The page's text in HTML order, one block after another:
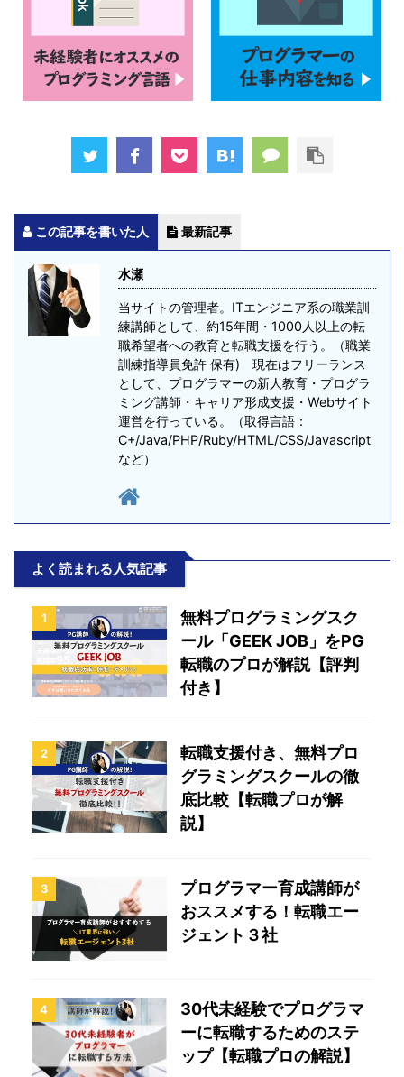
この記事を書いた人 最新記事
水瀬
当サイトの管理者。ITエンジニア系の職業訓
練講師として、約15年間・1000人以上の転
職希望者への教育と転職支援を行う。（職業
訓練指導員免許 保有) 現在はフリーランス
として、プログラマーの新人教育・プログラ
ミング講師・キャリア形成支援・Webサイト
運営を行っている。（取得言語：
C+/Java/PHP/Ruby/HTML/CSS/Javascript
など）
よく読まれる人気記事
1
無料プログラミングスク
ール「GEEK JOB」をPG
転職のプロが解説【評判
付き】
2
転職支援付き、無料プロ
グラミングスクールの徹
底比較【転職プロが解
説】
3
プログラマー育成講師が
おススメする！転職エー
ジェント３社
4
30代未経験でプログラマ
ーに転職するためのステ
ップ【転職プロの解説】